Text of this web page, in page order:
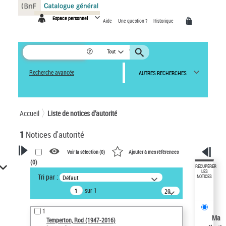
Espace personnel Aide Une question ? Historique
Tout
Recherche avancée AUTRES RECHERCHES
Accueil Liste de notices d’autorité
1 Notices d'autorité
VOTRE RECHERCHE
Recherche avancée dans les
notices d’autorité
Œuvres liées à l'auteur :
Temperton, Rod (1947-2016)
Voir la sélection (0) Ajouter à mes références
(0)
Tri par : Défaut
sur 1
20
résultats/page
1
Temperton, Rod (1947-2016)
RÉCUPÉRER
LES
NOTICES
Ma
Panneau de gestion des cookies